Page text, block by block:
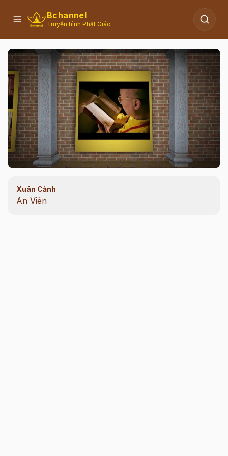
Bchannel
Truyền hình Phật Giáo
00:10
Xuân Cảnh
An Viên